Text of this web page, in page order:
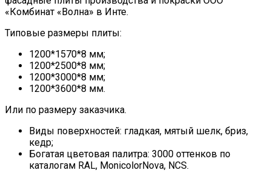
«Комбинат «Волна» в Инте.
Типовые размеры плиты:
1200*1570*8 мм;
1200*2500*8 мм;
1200*3000*8 мм;
1200*3600*8 мм.
Или по размеру заказчика.
Виды поверхностей: гладкая, мятый шелк, бриз,
кедр;
Богатая цветовая палитра: 3000 оттенков по
каталогам RAL, MonicolorNova, NCS.